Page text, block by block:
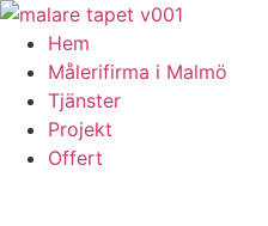
Skip
content
Hem
Målerifirma i Malmö
Tjänster
Projekt
Offert